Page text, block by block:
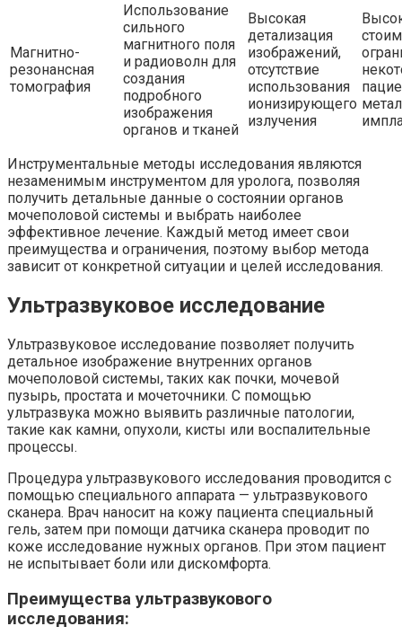
Магнитно-
резонансная
томография
Использование
сильного
магнитного поля
и радиоволн для
создания
подробного
изображения
органов и тканей
Высокая
детализация
изображений,
отсутствие
использования
ионизирующего
излучения
Инструментальные методы исследования являются
незаменимым инструментом для уролога, позволяя
получить детальные данные о состоянии органов
мочеполовой системы и выбрать наиболее
эффективное лечение. Каждый метод имеет свои
преимущества и ограничения, поэтому выбор метода
зависит от конкретной ситуации и целей исследования.
Ультразвуковое исследование
Ультразвуковое исследование позволяет получить
детальное изображение внутренних органов
мочеполовой системы, таких как почки, мочевой
пузырь, простата и мочеточники. С помощью
ультразвука можно выявить различные патологии,
такие как камни, опухоли, кисты или воспалительные
процессы.
Процедура ультразвукового исследования проводится с
помощью специального аппарата — ультразвукового
сканера. Врач наносит на кожу пациента специальный
гель, затем при помощи датчика сканера проводит по
коже исследование нужных органов. При этом пациент
не испытывает боли или дискомфорта.
Преимущества ультразвукового
исследования: